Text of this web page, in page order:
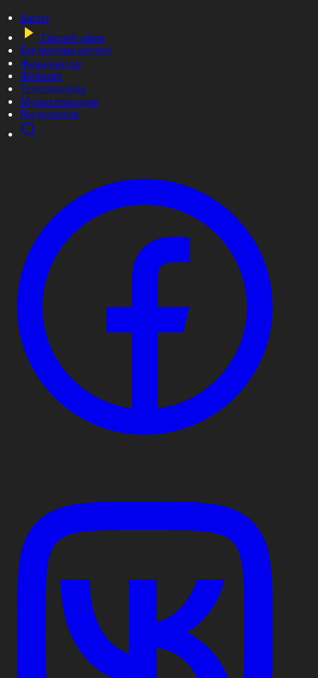
Басты
Тікелей эфир
Бағдарлама кестесі
Жаңалықтар
Жобалар
Телехикаялар
Мультсериалдар
Видеоархив